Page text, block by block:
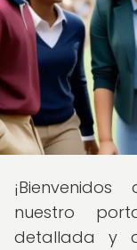
nuestro
detallada y